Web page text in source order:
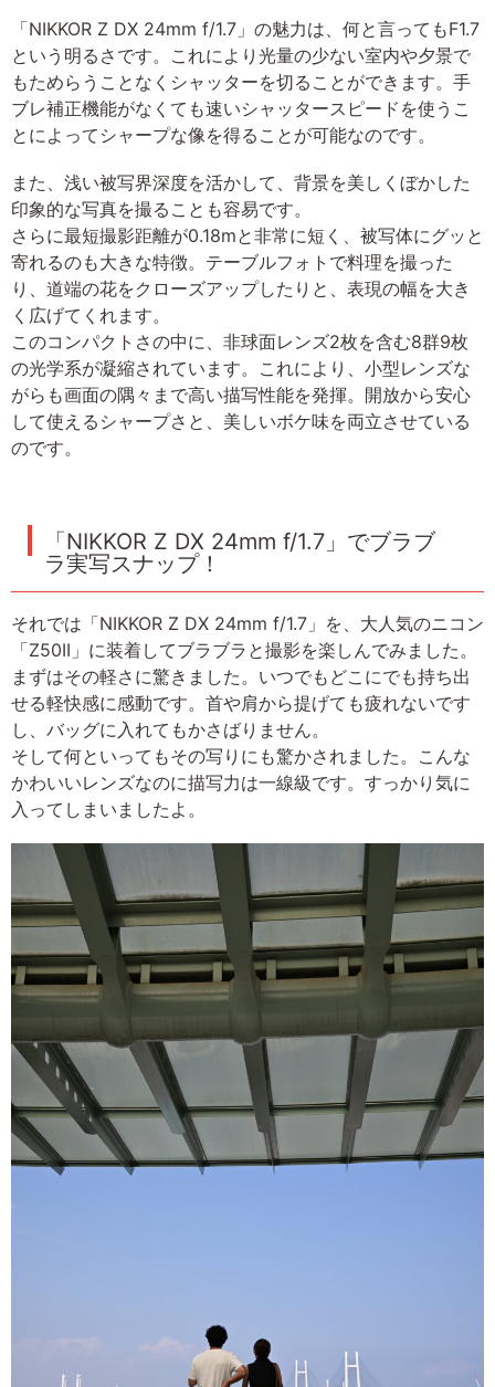
「NIKKOR Z DX 24mm f/1.7」の魅力は、何と言ってもF1.7
という明るさです。これにより光量の少ない室内や夕景で
もためらうことなくシャッターを切ることができます。手
ブレ補正機能がなくても速いシャッタースピードを使うこ
とによってシャープな像を得ることが可能なのです。
また、浅い被写界深度を活かして、背景を美しくぼかした
印象的な写真を撮ることも容易です。
さらに最短撮影距離が0.18mと非常に短く、被写体にグッと
寄れるのも大きな特徴。テーブルフォトで料理を撮った
り、道端の花をクローズアップしたりと、表現の幅を大き
く広げてくれます。
このコンパクトさの中に、非球面レンズ2枚を含む8群9枚
の光学系が凝縮されています。これにより、小型レンズな
がらも画面の隅々まで高い描写性能を発揮。開放から安心
して使えるシャープさと、美しいボケ味を両立させている
のです。
「NIKKOR Z DX 24mm f/1.7」でブラブ
ラ実写スナップ！
それでは「NIKKOR Z DX 24mm f/1.7」を、大人気のニコン
「Z50II」に装着してブラブラと撮影を楽しんでみました。
まずはその軽さに驚きました。いつでもどこにでも持ち出
せる軽快感に感動です。首や肩から提げても疲れないです
し、バッグに入れてもかさばりません。
そして何といってもその写りにも驚かされました。こんな
かわいいレンズなのに描写力は一線級です。すっかり気に
入ってしまいましたよ。